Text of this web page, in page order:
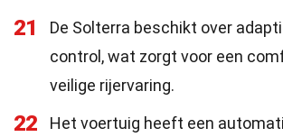
21
De Solterra beschikt over
control, wat zorgt voor een
veilige rijervaring.
22
Het voertuig heeft een